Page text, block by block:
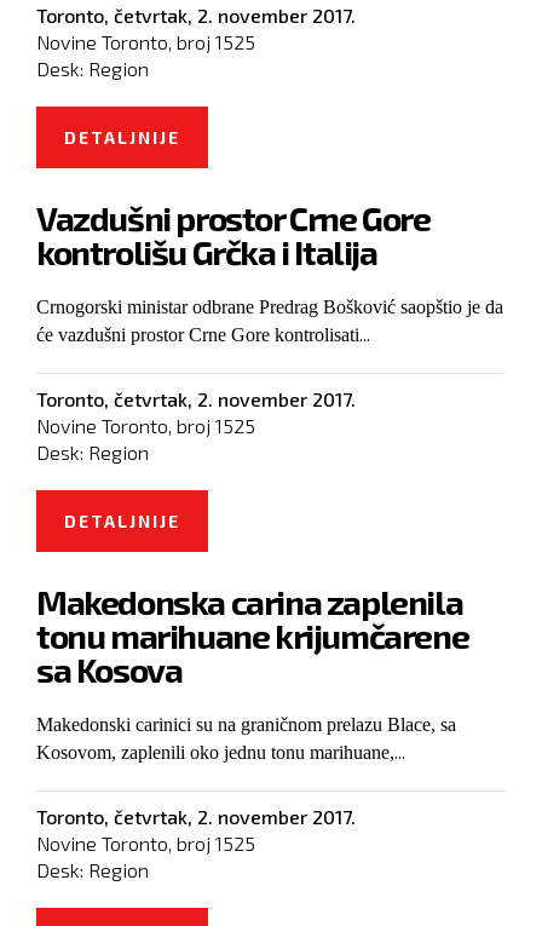
Toronto, četvrtak, 2. november 2017.
Novine Toronto, broj 1525
Desk: Region
DETALJNIJE
EUROPOLOM
Vazdušni prostor Crne Gore
kontrolišu Grčka i Italija
Crnogorski ministar odbrane Predrag Bošković saopštio je da
će vazdušni prostor Crne Gore kontrolisati
Toronto, četvrtak, 2. november 2017.
Novine Toronto, broj 1525
Desk: Region
DETALJNIJE
Makedonska carina zaplenila
tonu marihuane krijumčarene
sa Kosova
Makedonski carinici su na graničnom prelazu Blace, sa
Kosovom, zaplenili oko jednu tonu marihuane,
Toronto, četvrtak, 2. november 2017.
Novine Toronto, broj 1525
Desk: Region